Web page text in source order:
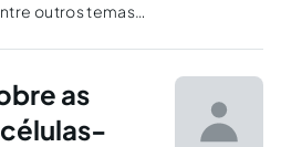
outros temas
as